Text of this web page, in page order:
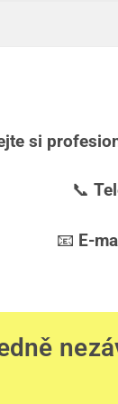
si
📞
📧 E-